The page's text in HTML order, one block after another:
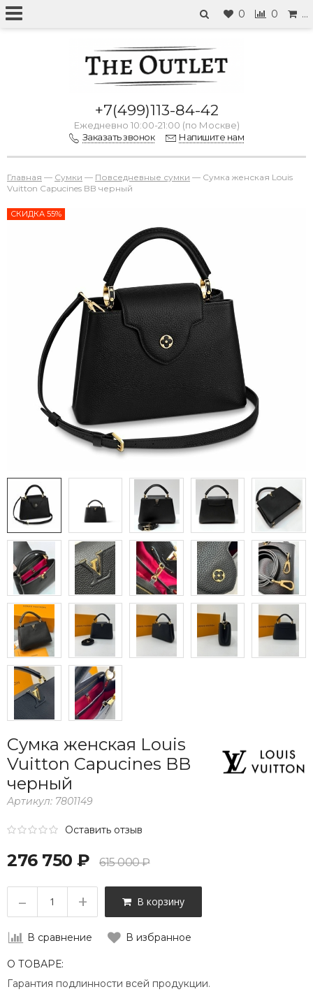
0 0 …
+7(499)113-84-42
Ежедневно 10:00-21:00 (по Москве)
Заказать звонок
Напишите нам
Главная — Сумки — Повседневные сумки — Сумка женская Louis
Vuitton Capucines BB черный
СКИДКА 55%
Сумка женская Louis
Vuitton Capucines BB
черный
Артикул: 7801149
Оставить отзыв
276 750 ₽ 615 000 ₽
– + В корзину
В сравнение В избранное
О ТОВАРЕ:
Гарантия подлинности всей продукции.